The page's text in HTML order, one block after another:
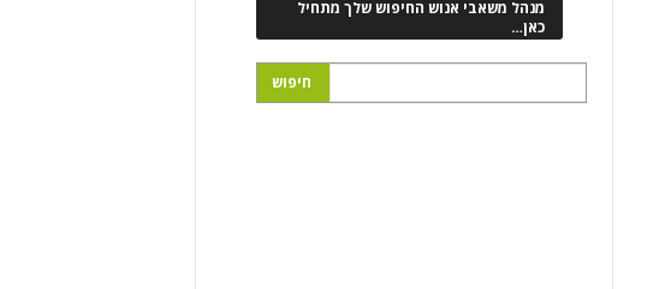
מנהל משאבי אנוש החיפוש שלך מתחיל
כאן…